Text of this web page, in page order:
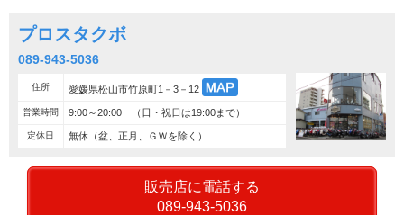
プロスタクボ
089-943-5036
住所 愛媛県松山市竹原町1－3－12
営業時間 9:00～20:00 （日・祝日は19:00まで）
定休日 無休（盆、正月、ＧＷを除く）
販売店に電話する
089-943-5036